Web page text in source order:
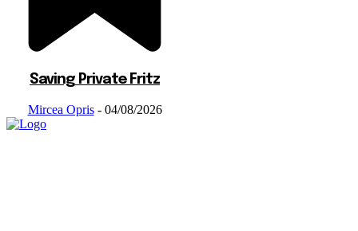
Saving Private Fritz
Mircea Opris - 04/08/2026